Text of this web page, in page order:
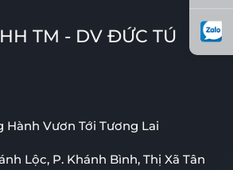
Sạn
Cửa Tự Động Ngân
TM - DV ĐỨC TÚ
Vươn Tới Tương Lai
Lộc, P. Khánh Bình, Thị Xã Tân